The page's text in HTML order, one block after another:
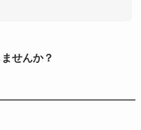
せんか？